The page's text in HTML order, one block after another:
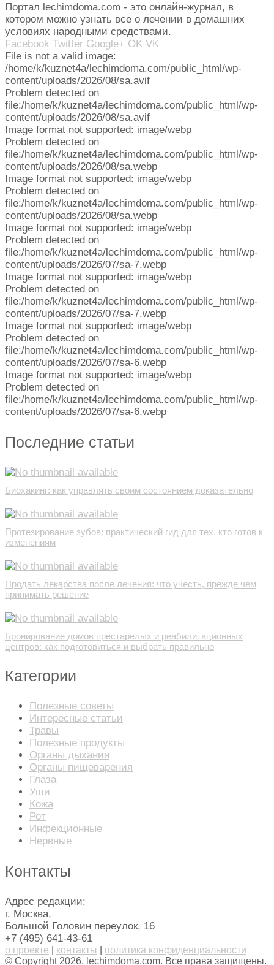
Портал lechimdoma.com - это онлайн-журнал, в
котором можно узнать все о лечении в домашних
условиях народными средствами.
Facebook Twitter Google+ OK VK
File is not a valid image:
/home/k/kuznet4a/lechimdoma.com/public_html/wp-
content/uploads/2026/08/sa.avif
Problem detected on
file:/home/k/kuznet4a/lechimdoma.com/public_html/wp-
content/uploads/2026/08/sa.avif
Image format not supported: image/webp
Problem detected on
file:/home/k/kuznet4a/lechimdoma.com/public_html/wp-
content/uploads/2026/08/sa.webp
Image format not supported: image/webp
Problem detected on
file:/home/k/kuznet4a/lechimdoma.com/public_html/wp-
content/uploads/2026/08/sa.webp
Image format not supported: image/webp
Problem detected on
file:/home/k/kuznet4a/lechimdoma.com/public_html/wp-
content/uploads/2026/07/sa-7.webp
Image format not supported: image/webp
Problem detected on
file:/home/k/kuznet4a/lechimdoma.com/public_html/wp-
content/uploads/2026/07/sa-7.webp
Image format not supported: image/webp
Problem detected on
file:/home/k/kuznet4a/lechimdoma.com/public_html/wp-
content/uploads/2026/07/sa-6.webp
Image format not supported: image/webp
Problem detected on
file:/home/k/kuznet4a/lechimdoma.com/public_html/wp-
content/uploads/2026/07/sa-6.webp
Последние статьи
Биохакинг: как управлять своим состоянием доказательно
Протезирование зубов: практический гид для тех, кто готов к
изменениям
Продать лекарства после лечения: что учесть, прежде чем
принимать решение
Бронирование домов престарелых и реабилитационных
центров: как подготовиться и выбрать правильно
Категории
Полезные советы
Интересные статьи
Травы
Полезные продукты
Органы дыхания
Органы пищеварения
Глаза
Уши
Кожа
Рот
Инфекционные
Нервные
Контакты
Адрес редакции:
г. Москва,
Большой Головин переулок, 16
+7 (495) 641-43-61
о проекте контакты
политика конфиденциальности
© Copyright 2026, lechimdoma.com. Все права защищены.